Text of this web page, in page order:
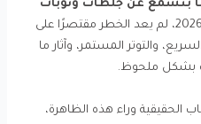
بنسمع عن جلطات ونوبات
. في 2026، لم يعد الخطر مقتصرًا على
والتوتر المستمر، وآثار ما
بشكل ملحوظ.
الحقيقية وراء هذه الظاهرة،